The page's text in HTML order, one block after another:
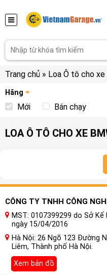
Trang chủ » Loa Ô tô cho xe
Hãng
Mới Bán chạy
LOA Ô TÔ CHO XE
CÔNG TY TNHH CÔNG
MST: 0107399299 do Sở
ngày 15/04/2016
Hà Nội: 26 Ngõ 123 Đường
Liêm, Thành phố Hà Nội.
Xem bản đồ